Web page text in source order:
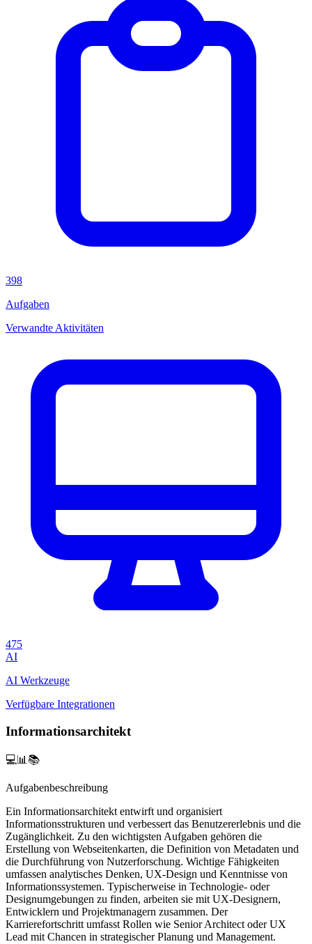
398
Aufgaben
Verwandte Aktivitäten
475
AI
AI Werkzeuge
Verfügbare Integrationen
Informationsarchitekt
💻📊📚
Aufgabenbeschreibung
Ein Informationsarchitekt entwirft und organisiert
Informationsstrukturen und verbessert das Benutzererlebnis und die
Zugänglichkeit. Zu den wichtigsten Aufgaben gehören die
Erstellung von Webseitenkarten, die Definition von Metadaten und
die Durchführung von Nutzerforschung. Wichtige Fähigkeiten
umfassen analytisches Denken, UX-Design und Kenntnisse von
Informationssystemen. Typischerweise in Technologie- oder
Designumgebungen zu finden, arbeiten sie mit UX-Designern,
Entwicklern und Projektmanagern zusammen. Der
Karrierefortschritt umfasst Rollen wie Senior Architect oder UX
Lead mit Chancen in strategischer Planung und Management.